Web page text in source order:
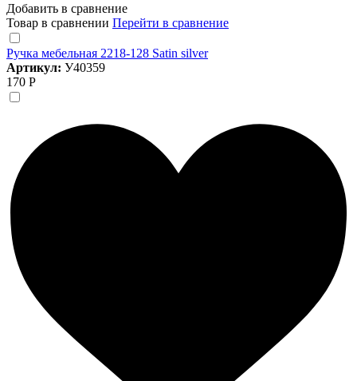
Добавить в сравнение
Товар в сравнении Перейти в сравнение
Ручка мебельная 2218-128 Satin silver
Артикул: У40359
170 Р